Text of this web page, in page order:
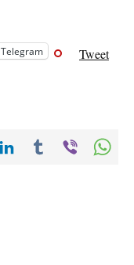
Telegram Tweet